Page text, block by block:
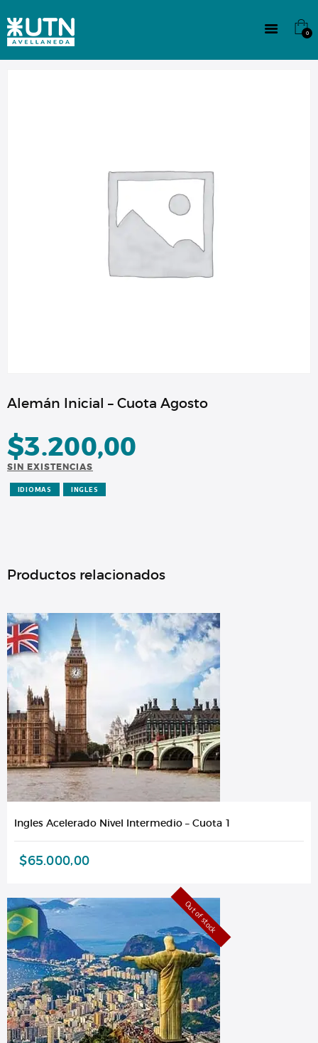
0
CULTURA
Alemán Inicial – Cuota Agosto
$3.200,00
SIN EXISTENCIAS
IDIOMAS INGLES
Productos relacionados
Ingles Acelerado Nivel Intermedio – Cuota 1
$65.000,00
Out of stock